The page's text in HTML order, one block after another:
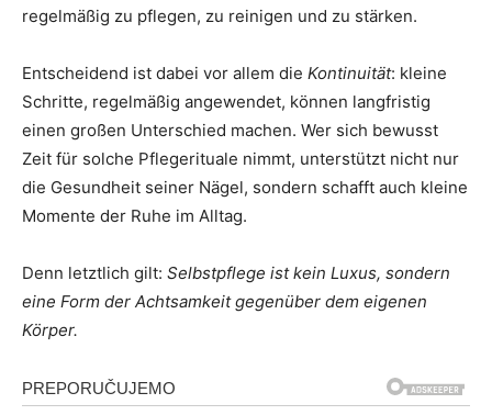
regelmäßig zu pflegen, zu reinigen und zu stärken.
Entscheidend ist dabei vor allem die Kontinuität: kleine
Schritte, regelmäßig angewendet, können langfristig
einen großen Unterschied machen. Wer sich bewusst
Zeit für solche Pflegerituale nimmt, unterstützt nicht nur
die Gesundheit seiner Nägel, sondern schafft auch kleine
Momente der Ruhe im Alltag.
Denn letztlich gilt: Selbstpflege ist kein Luxus, sondern
eine Form der Achtsamkeit gegenüber dem eigenen
Körper.